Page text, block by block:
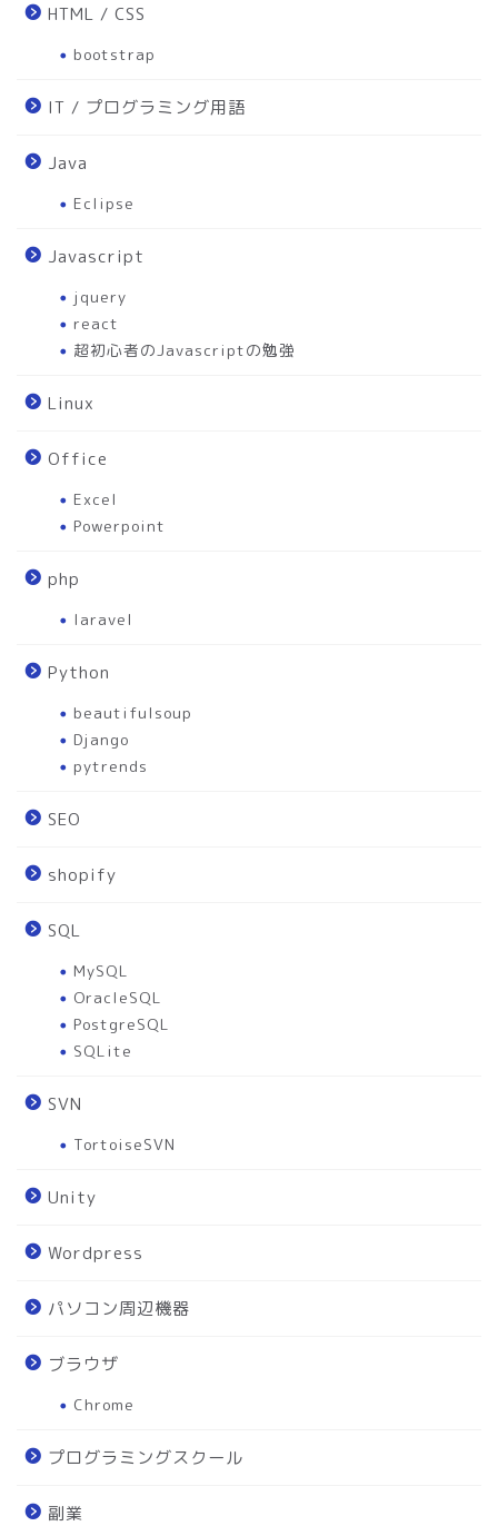
HTML / CSS
bootstrap
IT / プログラミング用語
Java
Eclipse
Javascript
jquery
react
超初心者のJavascriptの勉強
Linux
Office
Excel
Powerpoint
php
laravel
Python
beautifulsoup
Django
pytrends
SEO
shopify
SQL
MySQL
OracleSQL
PostgreSQL
SQLite
SVN
TortoiseSVN
Unity
Wordpress
パソコン周辺機器
ブラウザ
Chrome
プログラミングスクール
副業